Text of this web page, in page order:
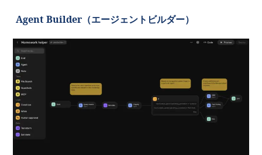
Agent Builder（エージェントビルダー）